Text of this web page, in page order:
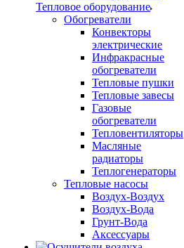
Тепловое оборудование
Обогреватели
Конвекторы
электрические
Инфракрасные
обогреватели
Тепловые пушки
Тепловые завесы
Газовые
обогреватели
Тепловентиляторы
Масляные
радиаторы
Теплогенераторы
Тепловые насосы
Воздух-Воздух
Воздух-Вода
Грунт-Вода
Аксессуары